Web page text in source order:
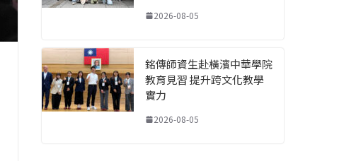
2026-08-05
銘傳師資生赴橫濱中華學院
教育見習 提升跨文化教學
實力
2026-08-05